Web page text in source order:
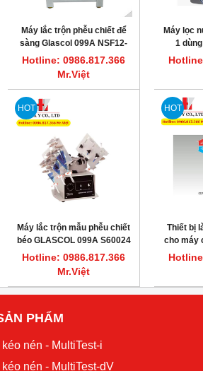
Máy lắc trộn phễu chiết để
sàng Glascol 099A NSF12-
2H
Hotline: 0986.817.366
Mr.Việt
Máy lọc
1
nghiệm
HOT
Máy lắc trộn mẫu phễu chiết
béo GLASCOL 099A S60024
Hotline: 0986.817.366
Mr.Việt
HOT
Thiết bị
cho máy
CCA-
PHẨM
nén - MultiTest-i
nén - MultiTest-dV